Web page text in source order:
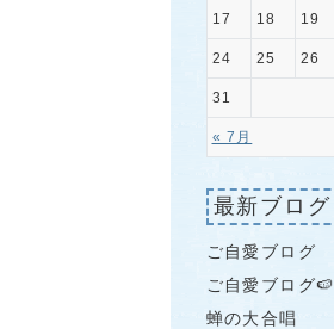
« 7月
17 18 19
24 25 26
31
最新ブログ
ご自愛ブログ
ご自愛ブログ🍉
蝉の大合唱